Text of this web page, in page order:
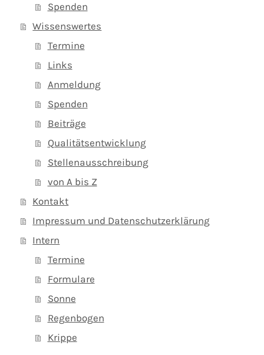
Spenden
Wissenswertes
Termine
Links
Anmeldung
Spenden
Beiträge
Qualitätsentwicklung
Stellenausschreibung
von A bis Z
Kontakt
Impressum und Datenschutzerklärung
Intern
Termine
Formulare
Sonne
Regenbogen
Krippe